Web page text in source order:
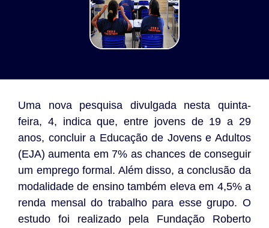
Uma nova pesquisa divulgada nesta quinta-
feira, 4, indica que, entre jovens de 19 a 29
anos, concluir a Educação de Jovens e Adultos
(EJA) aumenta em 7% as chances de conseguir
um emprego formal. Além disso, a conclusão da
modalidade de ensino também eleva em 4,5% a
renda mensal do trabalho para esse grupo. O
estudo foi realizado pela Fundação Roberto